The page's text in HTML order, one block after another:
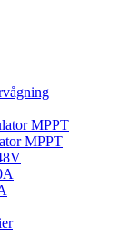
MPPT
MPPT